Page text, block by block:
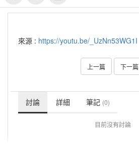
來源 : https://youtu.be/_UzNn53WG1I
上一篇 下一篇
討論 詳細 筆記 (0)
目前沒有討論